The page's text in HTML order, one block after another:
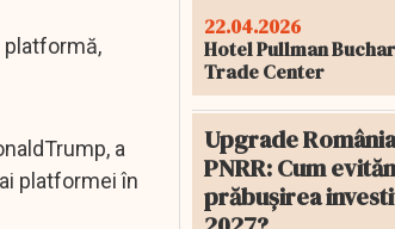
platformă,
a
platformei în
22.04.2026
Hotel Pullman
Trade Center
Upgrade
PNRR: Cum
prăbușirea